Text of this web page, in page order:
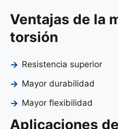
Ventajas de la
torsión
Resistencia superior
Mayor durabilidad
Mayor flexibilidad
Aplicaciones